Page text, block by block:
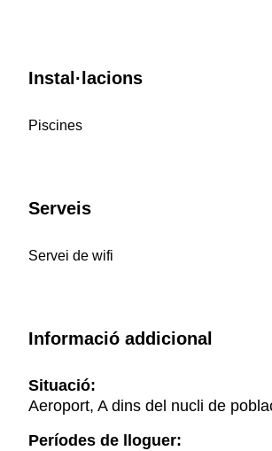
Instal·lacions
Piscines
Serveis
Servei de wifi
Informació addicional
Situació:
Aeroport, A dins del nucli de
Períodes de lloguer: